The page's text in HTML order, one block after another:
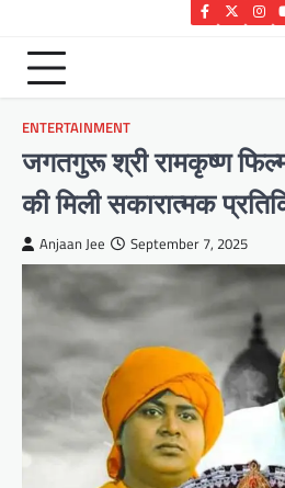
Facebook
Twitter
ENTERTAINMENT
जगतगुरू श्री रामकृष्ण
की मिली सकारात्मक
Anjaan Jee September 7, 2025